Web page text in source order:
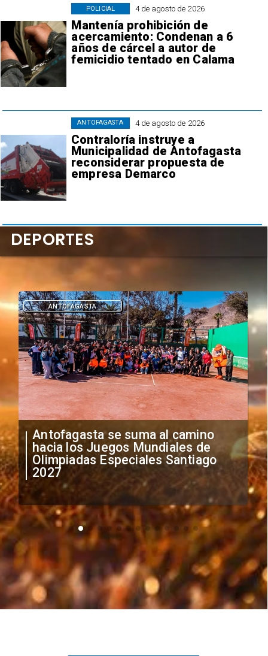
4 de agosto de 2026
Mantenía prohibición de
acercamiento: Condenan a 6
años de cárcel a autor de
femicidio tentado en Calama
POLICIAL
4 de agosto de 2026
Contraloría instruye a
Municipalidad de Antofagasta
reconsiderar propuesta de
empresa Demarco
ANTOFAGASTA
"Falta de profesionalismo": Sifup
anuncia medidas por situación
irregular de futbolistas
extranjeros
DEPORTES
DEPORTES